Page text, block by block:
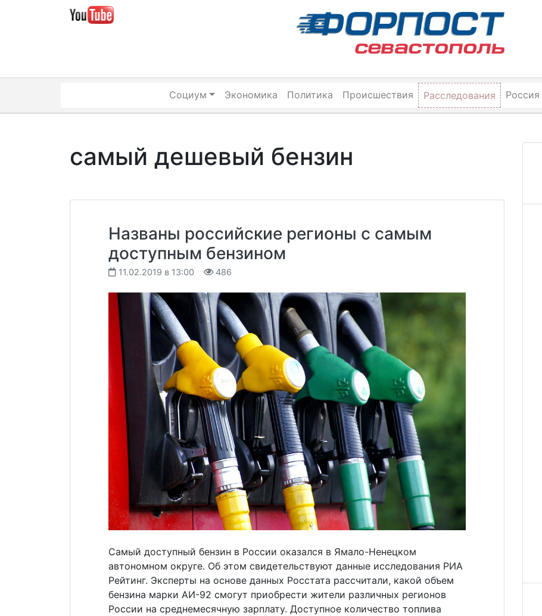
Социум Экономика Политика Происшествия Расследования Россия
самый дешевый бензин
Названы российские регионы с самым
доступным бензином
11.02.2019 в 13:00 486
Самый доступный бензин в России оказался в Ямало-Ненецком
автономном округе. Об этом свидетельствуют данные исследования РИА
Рейтинг. Эксперты на основе данных Росстата рассчитали, какой объем
бензина марки АИ-92 смогут приобрести жители различных регионов
России на среднемесячную зарплату. Доступное количество топлива